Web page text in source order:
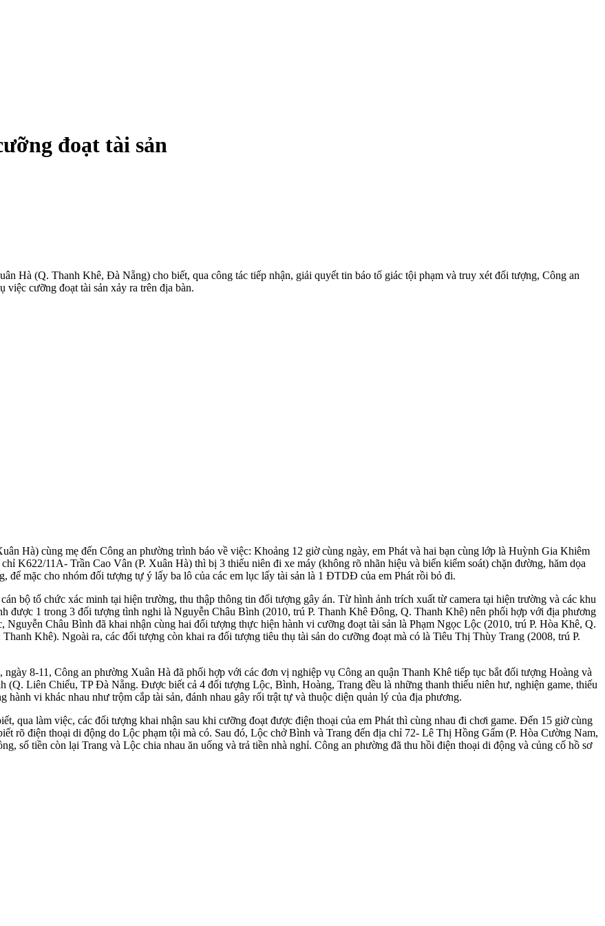
đoạt tài sản
Hà (Q. Thanh Khê, Đà Nẵng) cho biết, qua công tác tiếp nhận, giải quyết tin báo tố giác tội phạm và truy xét đối tượng, Công an
cưỡng đoạt tài sản xảy ra trên địa bàn.
Hà) cùng mẹ đến Công an phường trình báo về việc: Khoảng 12 giờ cùng ngày, em Phát và hai bạn cùng lớp là Huỳnh Gia Khiêm
K622/11A- Trần Cao Vân (P. Xuân Hà) thì bị 3 thiếu niên đi xe máy (không rõ nhãn hiệu và biển kiểm soát) chặn đường, hăm dọa
để mặc cho nhóm đối tượng tự ý lấy ba lô của các em lục lấy tài sản là 1 ĐTDĐ của em Phát rồi bỏ đi.
bộ tổ chức xác minh tại hiện trường, thu thập thông tin đối tượng gây án. Từ hình ảnh trích xuất từ camera tại hiện trường và các khu
được 1 trong 3 đối tượng tình nghi là Nguyễn Châu Bình (2010, trú P. Thanh Khê Đông, Q. Thanh Khê) nên phối hợp với địa phương
Châu Bình đã khai nhận cùng hai đối tượng thực hiện hành vi cưỡng đoạt tài sản là Phạm Ngọc Lộc (2010, trú P. Hòa Khê, Q.
Khê). Ngoài ra, các đối tượng còn khai ra đối tượng tiêu thụ tài sản do cưỡng đoạt mà có là Tiêu Thị Thùy Trang (2008, trú P.
8-11, Công an phường Xuân Hà đã phối hợp với các đơn vị nghiệp vụ Công an quận Thanh Khê tiếp tục bắt đối tượng Hoàng và
(Q. Liên Chiểu, TP Đà Nẵng. Được biết cả 4 đối tượng Lộc, Bình, Hoàng, Trang đều là những thanh thiếu niên hư, nghiện game, thiếu
vi khác nhau như trộm cắp tài sản, đánh nhau gây rối trật tự và thuộc diện quản lý của địa phương.
qua làm việc, các đối tượng khai nhận sau khi cưỡng đoạt được điện thoại của em Phát thì cùng nhau đi chơi game. Đến 15 giờ cùng
rõ điện thoại di động do Lộc phạm tội mà có. Sau đó, Lộc chở Bình và Trang đến địa chỉ 72- Lê Thị Hồng Gấm (P. Hòa Cường Nam,
số tiền còn lại Trang và Lộc chia nhau ăn uống và trả tiền nhà nghỉ. Công an phường đã thu hồi điện thoại di động và củng cố hồ sơ